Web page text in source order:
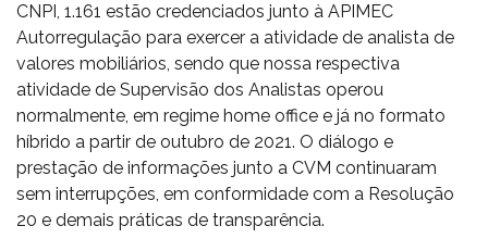
CNPI, 1.161 estão credenciados junto à APIMEC
Autorregulação para exercer a atividade de analista de
valores mobiliários, sendo que nossa respectiva
atividade de Supervisão dos Analistas operou
normalmente, em regime home office e já no formato
híbrido a partir de outubro de 2021. O diálogo e
prestação de informações junto a CVM continuaram
sem interrupções, em conformidade com a Resolução
20 e demais práticas de transparência.